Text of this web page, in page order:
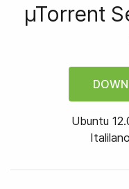
µTorrent
Ubuntu